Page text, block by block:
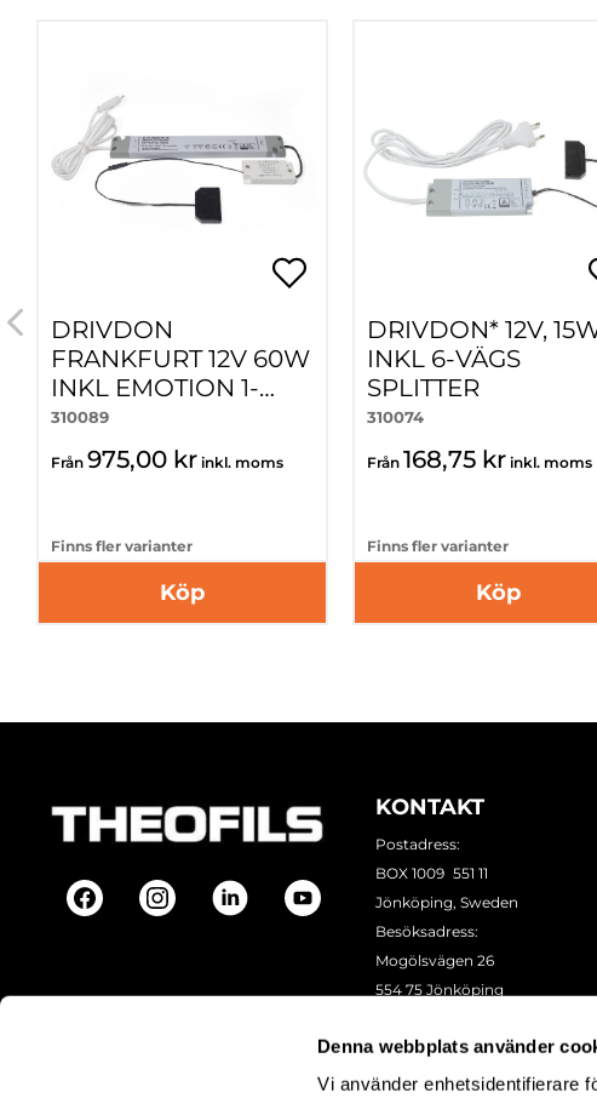
Denna webbplats använder
Vi använder enhetsidentifierare
DRIVDON
FRANKFURT 12V 60W
INKL EMOTION 1-
KANAL
310089
Från 975,00 kr inkl. moms
Finns fler varianter
Köp
DRIVDON* 12V,
INKL 6-VÄGS
SPLITTER
310074
Från 168,75 kr inkl. moms
Finns fler varianter
Köp
KONTAKT
Postadress:
BOX 1009 551 11
Jönköping, Sweden
Besöksadress:
Mogölsvägen 26
554 75 Jönköping
Epost:info@theofils.se
Org. nr 556154-8925